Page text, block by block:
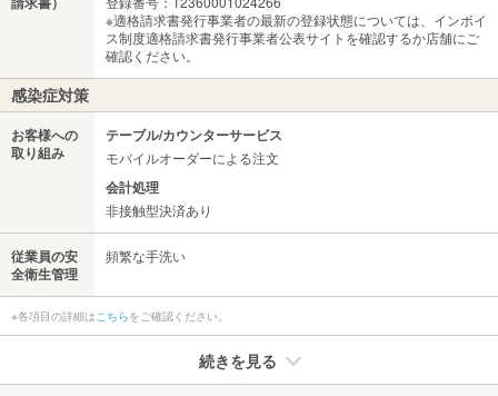
※適格請求書発行事業者の最新の登録状態については、インボイ
ス制度適格請求書発行事業者公表サイトを確認するか店舗にご
確認ください。
感染症対策
お客様への
取り組み
テーブル/カウンターサービス
モバイルオーダーによる注文
会計処理
非接触型決済あり
従業員の安
全衛生管理
頻繁な手洗い
※各項目の詳細はこちらをご確認ください。
続きを見る